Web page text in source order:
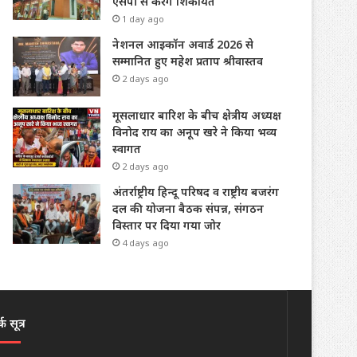
1 day ago
नेशनल आइकॉन अवार्ड 2026 से
सम्मानित हुए महेश प्रताप श्रीवास्तव
2 days ago
मूसलाधार बारिश के बीच क्षेत्रीय अध्यक्ष
विनोद राय का अनूप खरे ने किया भव्य
स्वागत
2 days ago
अंतर्राष्ट्रीय हिन्दू परिषद व राष्ट्रीय बजरंग
दल की योजना बैठक संपन्न, संगठन
विस्तार पर दिया गया जोर
4 days ago
सूत्र